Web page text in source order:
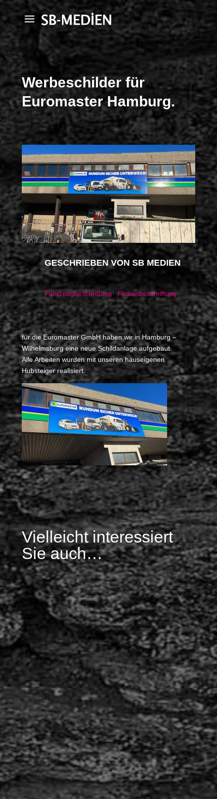
Werbeschilder für
Euromaster Hamburg.
GESCHRIEBEN VON SB MEDIEN
Fahrzeugbeschriftung| Flottenbeschriftung
für die Euromaster GmbH haben wir in Hamburg –
Wilhelmsburg eine neue Schildanlage aufgebaut.
Alle Arbeiten wurden mit unseren hauseigenen
Hubsteiger realisiert.
Vielleicht interessiert
Sie auch…
Für unseren Kunden Mahlow & Lais haben wir
zwei Fahrzeuge individuell gestaltet und
beschriftet – von der ersten Idee bis zur fertigen
Montage alles aus einer Hand. Auf Grundlage
präziser technischer Fahrzeugzeichnungen von
CAR Collection entwickelten wir die...